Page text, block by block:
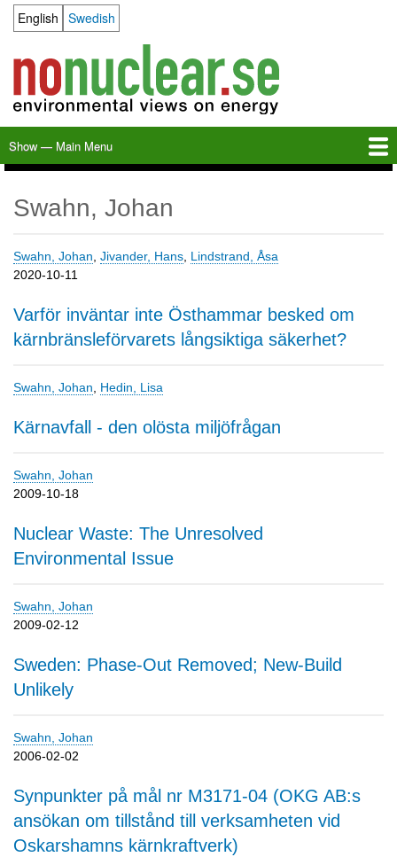
content
Language switcher
English Swedish
Main
Menu
Show — Main Menu
Swahn, Johan
Swahn, Johan, Jivander, Hans, Lindstrand, Åsa
2020-10-11
Varför inväntar inte Östhammar besked om
kärnbränsleförvarets långsiktiga säkerhet?
Swahn, Johan, Hedin, Lisa
Kärnavfall - den olösta miljöfrågan
Swahn, Johan
2009-10-18
Nuclear Waste: The Unresolved
Environmental Issue
Swahn, Johan
2009-02-12
Sweden: Phase-Out Removed; New-Build
Unlikely
Swahn, Johan
2006-02-02
Synpunkter på mål nr M3171-04 (OKG AB:s
ansökan om tillstånd till verksamheten vid
Oskarshamns kärnkraftverk)